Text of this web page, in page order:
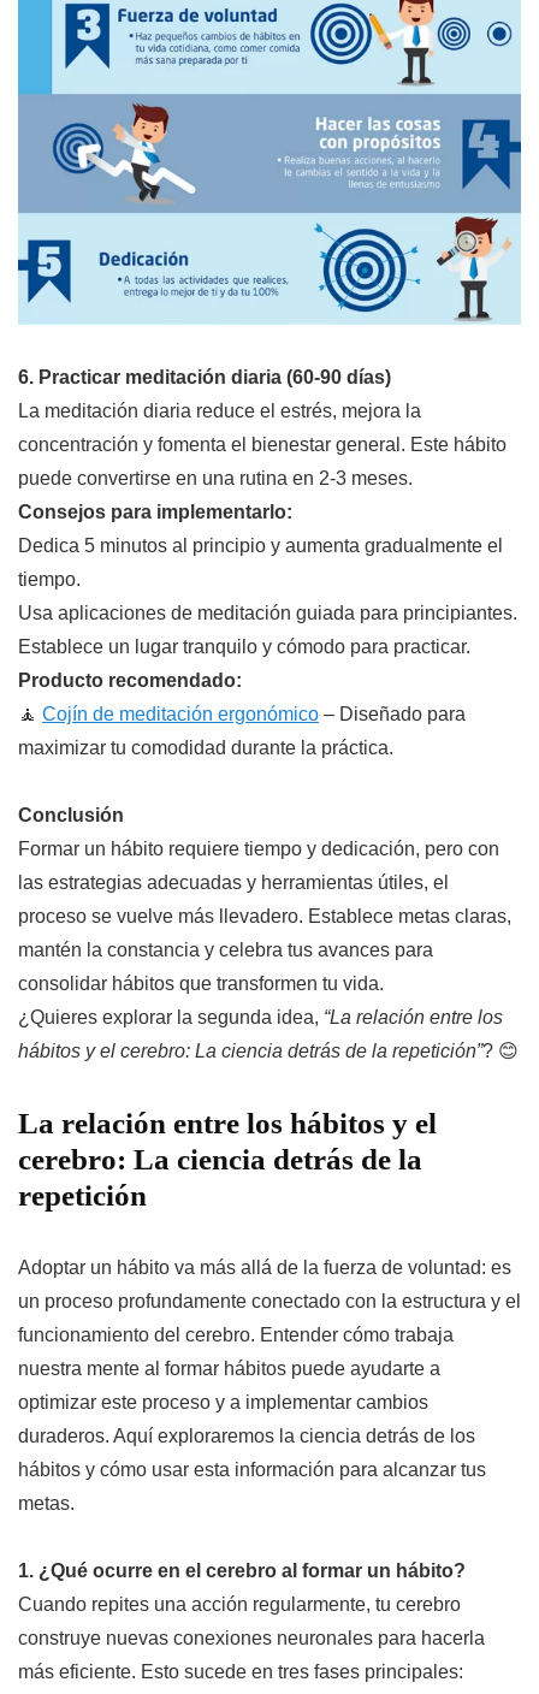
6. Practicar meditación diaria (60-90 días)
La meditación diaria reduce el estrés, mejora la
concentración y fomenta el bienestar general. Este hábito
puede convertirse en una rutina en 2-3 meses.
Consejos para implementarlo:
Dedica 5 minutos al principio y aumenta gradualmente el
tiempo.
Usa aplicaciones de meditación guiada para principiantes.
Establece un lugar tranquilo y cómodo para practicar.
Producto recomendado:
🧘 Cojín de meditación ergonómico – Diseñado para
maximizar tu comodidad durante la práctica.
Conclusión
Formar un hábito requiere tiempo y dedicación, pero con
las estrategias adecuadas y herramientas útiles, el
proceso se vuelve más llevadero. Establece metas claras,
mantén la constancia y celebra tus avances para
consolidar hábitos que transformen tu vida.
¿Quieres explorar la segunda idea, “La relación entre los
hábitos y el cerebro: La ciencia detrás de la repetición”? 😊
La relación entre los hábitos y el
cerebro: La ciencia detrás de la
repetición
Adoptar un hábito va más allá de la fuerza de voluntad: es
un proceso profundamente conectado con la estructura y el
funcionamiento del cerebro. Entender cómo trabaja
nuestra mente al formar hábitos puede ayudarte a
optimizar este proceso y a implementar cambios
duraderos. Aquí exploraremos la ciencia detrás de los
hábitos y cómo usar esta información para alcanzar tus
metas.
1. ¿Qué ocurre en el cerebro al formar un hábito?
Cuando repites una acción regularmente, tu cerebro
construye nuevas conexiones neuronales para hacerla
más eficiente. Esto sucede en tres fases principales: